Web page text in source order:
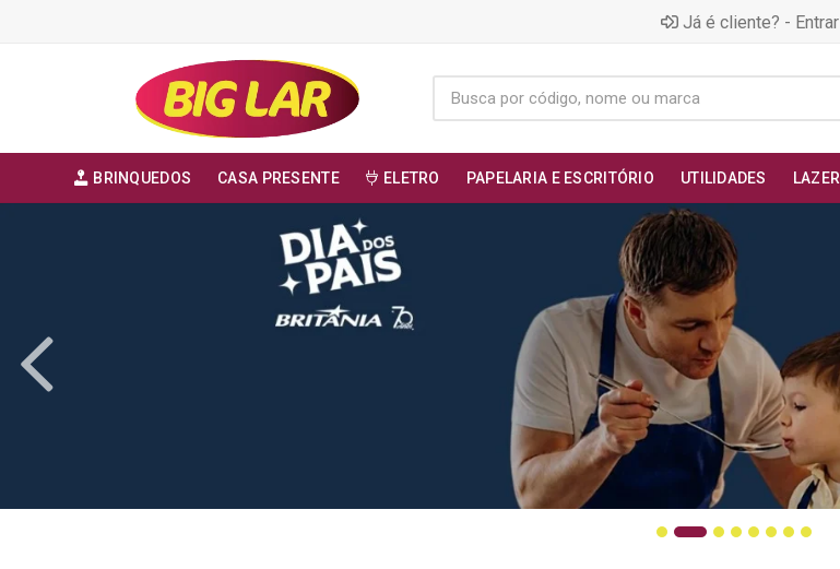
Já é cliente? - Entrar
BRINQUEDOS CASA PRESENTE ELETRO PAPELARIA E ESCRITÓRIO UTILIDADES LAZER